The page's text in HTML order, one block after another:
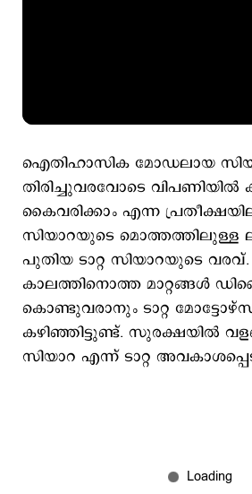
ഐതിഹാസിക മോഡലായ
തിരിച്ചുവരവോടെ വിപണിയിൽ
കൈവരിക്കാം എന്ന
സിയാറയുടെ മൊത്തത്തിലുള്ള
പുതിയ ടാറ്റ സിയാറയുടെ
കാലത്തിനൊത്ത മാറ്റങ്ങള്‍
കൊണ്ടുവരാനും ടാറ്റ
കഴിഞ്ഞിട്ടുണ്ട്. സുരക്ഷയിൽ
സിയാറ എന്ന് ടാറ്റ